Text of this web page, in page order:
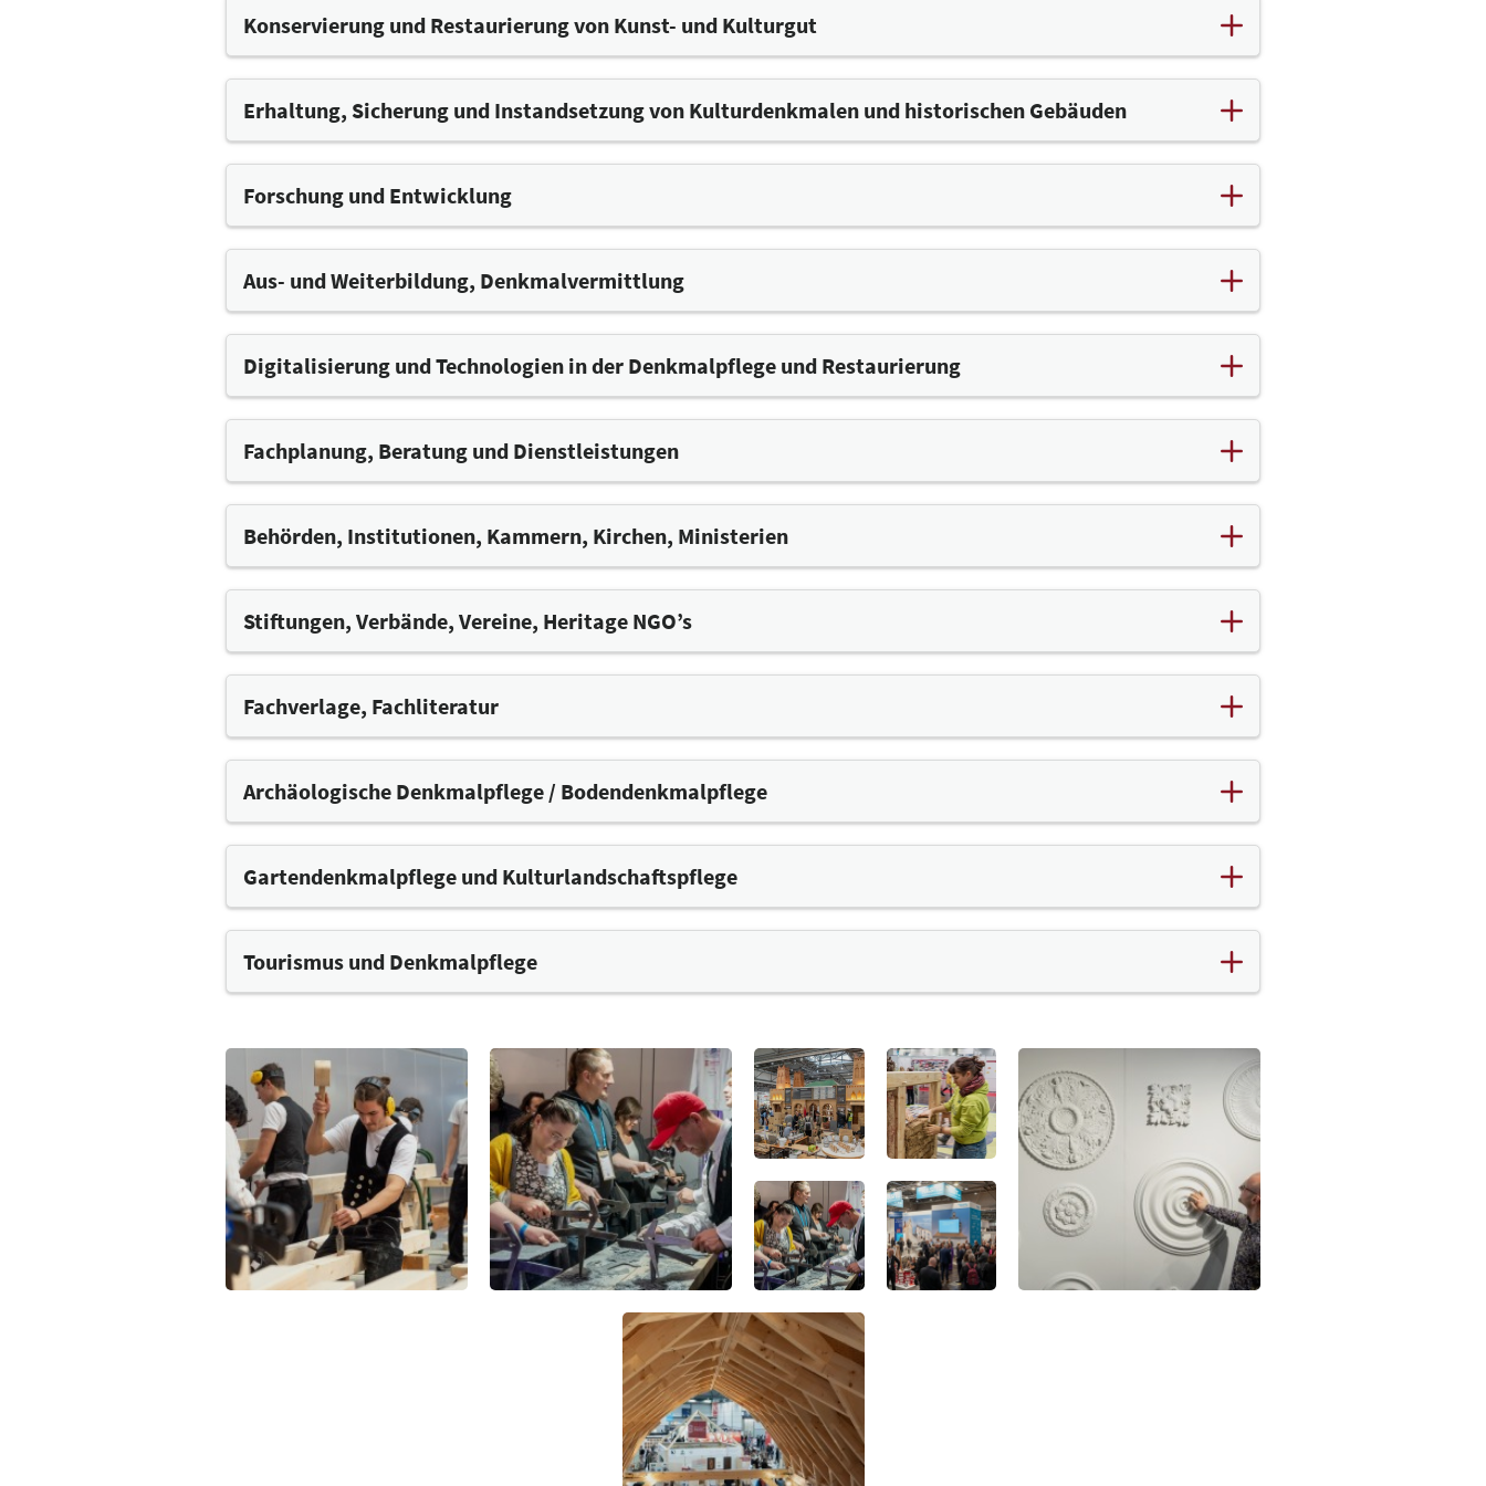
Konservierung und Restaurierung von Kunst- und Kulturgut
Objekte
Konservierungs- und Restaurierungsmaterialien
Restauratorenbedarf / Instrumente, Werkzeuge und technische Ausrüstungen für Restauratoren
Erhaltung, Sicherung und Instandsetzung von Kulturdenkmalen und historischen Gebäuden
Denkmalpflegerische Methoden, Maßnahmen, Techniken und Verfahren
Schutzmaßnahmen
Reinigungstechniken und -technologien
Forschung und Entwicklung
Aus- und Weiterbildung, Denkmalvermittlung
Digitalisierung und Technologien in der Denkmalpflege und Restaurierung
Datenerfassung
Informationssysteme
Dokumentation
Künstliche Intelligenz (KI)
Naturwissenschaftliche Untersuchungsmethoden
Fachplanung, Beratung und Dienstleistungen
Büros für Architektur, Freiraumplanung, Stadtplanung
Ingenieurbüros, Baustatiker
Denkmalpflegefachbüros
Restaurierungsplanung und -projektsteuerung
Projektsteuerung und Ausschreibungsverfahren für die Denkmalpflege
Archäologische Dienstleistungen
Finanzierungs- und Fördermittelberatung
Versicherungen
Behörden, Institutionen, Kammern, Kirchen, Ministerien
Stiftungen, Verbände, Vereine, Heritage NGO’s
Fachverlage, Fachliteratur
Archäologische Denkmalpflege / Bodendenkmalpflege
Gartendenkmalpflege und Kulturlandschaftspflege
Tourismus und Denkmalpflege